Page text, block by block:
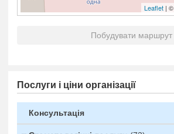
Leaflet | ©
Побудувати маршрут
Послуги і ціни організації
Консультація